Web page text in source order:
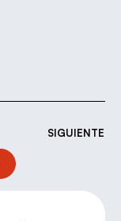
SIGUIENTE